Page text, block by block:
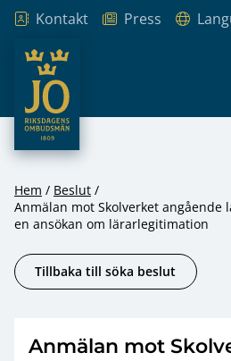
Hoppa till innehåll
Kontakt Press
JO – Riksdagens Ombudsmän
Hem
Beslut
Anmälan mot Skolverket angående
en ansökan om lärarlegitimation
Tillbaka till söka beslut
Anmälan mot